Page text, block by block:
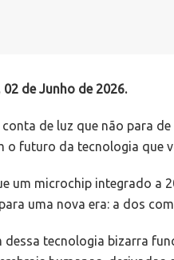
de Junho de 2026.
de luz que não para
o futuro da tecnologia que
um microchip integrado a
uma nova era: a dos
dessa tecnologia bizarra